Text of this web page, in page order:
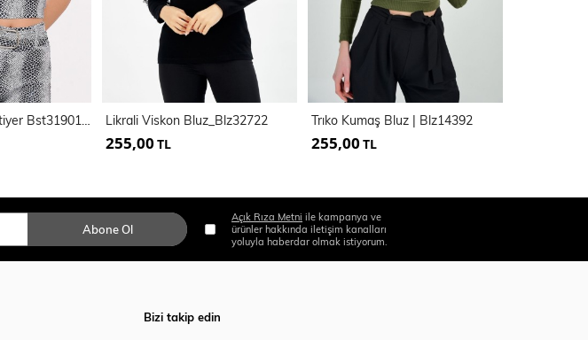
Desenli Kaplı Bustiyer Bst31901YN Likrali Viskon Bluz_Blz32722
255,00 TL
Trıko Kumaş Bluz | Blz14392
255,00 TL
Abone Ol
Açık Rıza Metni ile kampanya ve
ürünler hakkında iletişim kanalları
yoluyla haberdar olmak istiyorum.
Bizi takip edin